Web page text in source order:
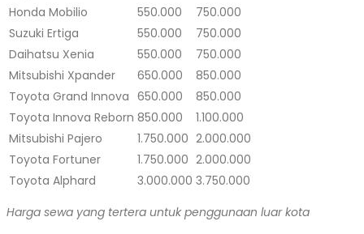
Honda Mobilio
550.000
750.000
Suzuki Ertiga
550.000
750.000
Daihatsu Xenia
550.000
750.000
Mitsubishi Xpander
650.000
850.000
Toyota Grand Innova 650.000
850.000
Toyota Innova Reborn 850.000
1.100.000
Mitsubishi Pajero
1.750.000 2.000.000
Toyota Fortuner
1.750.000 2.000.000
Toyota Alphard
3.000.000 3.750.000
Harga sewa yang tertera untuk penggunaan luar kota